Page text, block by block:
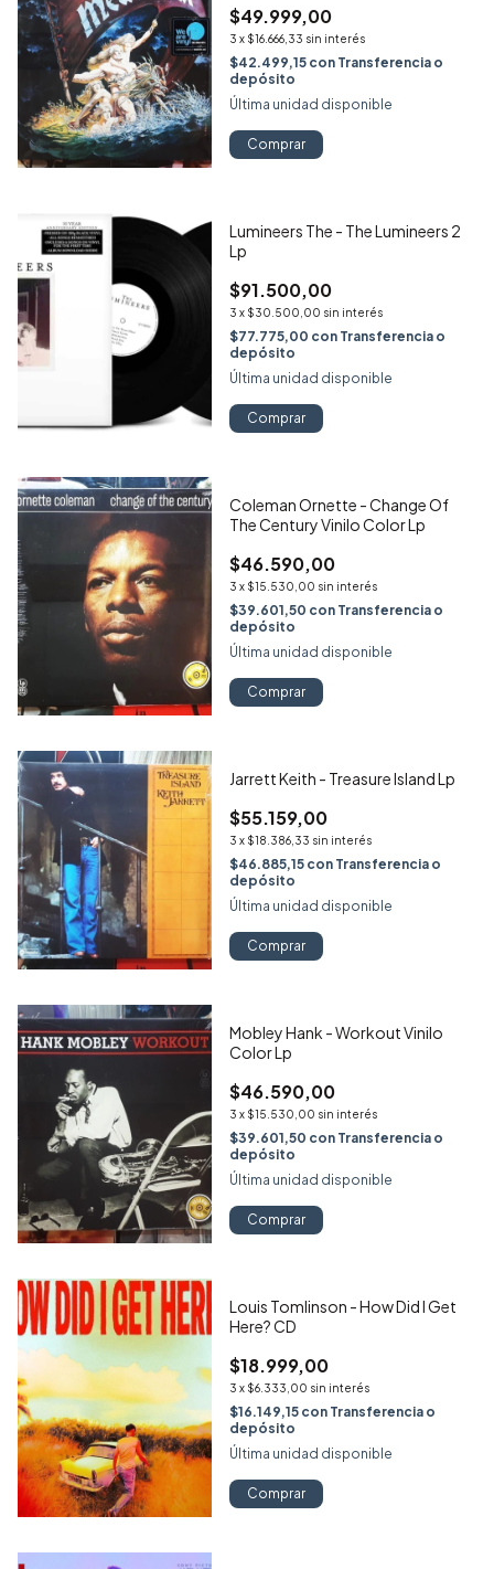
$49.999,00
3 x $16.666,33 sin interés
$42.499,15 con Transferencia o
depósito
Última unidad disponible
Comprar
Lumineers The - The Lumineers 2
Lp
$91.500,00
3 x $30.500,00 sin interés
$77.775,00 con Transferencia o
depósito
Última unidad disponible
Comprar
Coleman Ornette - Change Of
The Century Vinilo Color Lp
$46.590,00
3 x $15.530,00 sin interés
$39.601,50 con Transferencia o
depósito
Última unidad disponible
Comprar
Jarrett Keith - Treasure Island Lp
$55.159,00
3 x $18.386,33 sin interés
$46.885,15 con Transferencia o
depósito
Última unidad disponible
Comprar
Mobley Hank - Workout Vinilo
Color Lp
$46.590,00
3 x $15.530,00 sin interés
$39.601,50 con Transferencia o
depósito
Última unidad disponible
Comprar
Louis Tomlinson - How Did I Get
Here? CD
$18.999,00
3 x $6.333,00 sin interés
$16.149,15 con Transferencia o
depósito
Última unidad disponible